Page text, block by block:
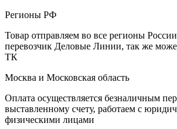
Регионы РФ
Товар отправляем во все регионы
перевозчик Деловые Линии, так же
ТК
Москва и Московская область
Оплата осуществляется безналичным
выставленному счету, работаем с
физическими лицами